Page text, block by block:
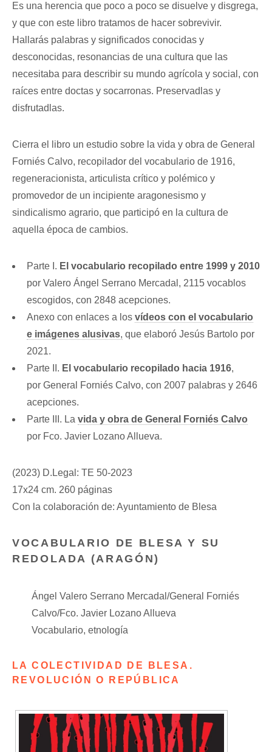
Es una herencia que poco a poco se disuelve y disgrega,
y que con este libro tratamos de hacer sobrevivir.
Hallarás palabras y significados conocidas y
desconocidas, resonancias de una cultura que las
necesitaba para describir su mundo agrícola y social, con
raíces entre doctas y socarronas. Preservadlas y
disfrutadlas.
Cierra el libro un estudio sobre la vida y obra de General
Forniés Calvo, recopilador del vocabulario de 1916,
regeneracionista, articulista crítico y polémico y
promovedor de un incipiente aragonesismo y
sindicalismo agrario, que participó en la cultura de
aquella época de cambios.
Parte I. El vocabulario recopilado entre 1999 y 2010
por Valero Ángel Serrano Mercadal, 2115 vocablos
escogidos, con 2848 acepciones.
Anexo con enlaces a los vídeos con el vocabulario
e imágenes alusivas, que elaboró Jesús Bartolo por
2021.
Parte II. El vocabulario recopilado hacia 1916,
por General Forniés Calvo, con 2007 palabras y 2646
acepciones.
Parte III. La vida y obra de General Forniés Calvo
por Fco. Javier Lozano Allueva.
(2023) D.Legal: TE 50-2023
17x24 cm. 260 páginas
Con la colaboración de: Ayuntamiento de Blesa
VOCABULARIO DE BLESA Y SU
REDOLADA (ARAGÓN)
Ángel Valero Serrano Mercadal/General Forniés
Calvo/Fco. Javier Lozano Allueva
Vocabulario, etnología
LA COLECTIVIDAD DE BLESA.
REVOLUCIÓN O REPÚBLICA